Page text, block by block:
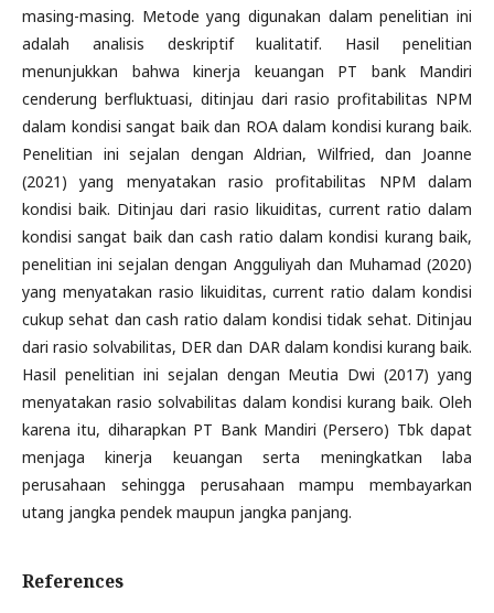
masing-masing. Metode yang digunakan dalam penelitian ini
adalah analisis deskriptif kualitatif. Hasil penelitian
menunjukkan bahwa kinerja keuangan PT bank Mandiri
cenderung berfluktuasi, ditinjau dari rasio profitabilitas NPM
dalam kondisi sangat baik dan ROA dalam kondisi kurang baik.
Penelitian ini sejalan dengan Aldrian, Wilfried, dan Joanne
(2021) yang menyatakan rasio profitabilitas NPM dalam
kondisi baik. Ditinjau dari rasio likuiditas, current ratio dalam
kondisi sangat baik dan cash ratio dalam kondisi kurang baik,
penelitian ini sejalan dengan Angguliyah dan Muhamad (2020)
yang menyatakan rasio likuiditas, current ratio dalam kondisi
cukup sehat dan cash ratio dalam kondisi tidak sehat. Ditinjau
dari rasio solvabilitas, DER dan DAR dalam kondisi kurang baik.
Hasil penelitian ini sejalan dengan Meutia Dwi (2017) yang
menyatakan rasio solvabilitas dalam kondisi kurang baik. Oleh
karena itu, diharapkan PT Bank Mandiri (Persero) Tbk dapat
menjaga kinerja keuangan serta meningkatkan laba
perusahaan sehingga perusahaan mampu membayarkan
utang jangka pendek maupun jangka panjang.
References